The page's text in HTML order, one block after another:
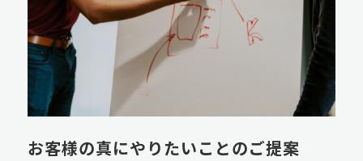
お客様の真にやりたいことのご提案